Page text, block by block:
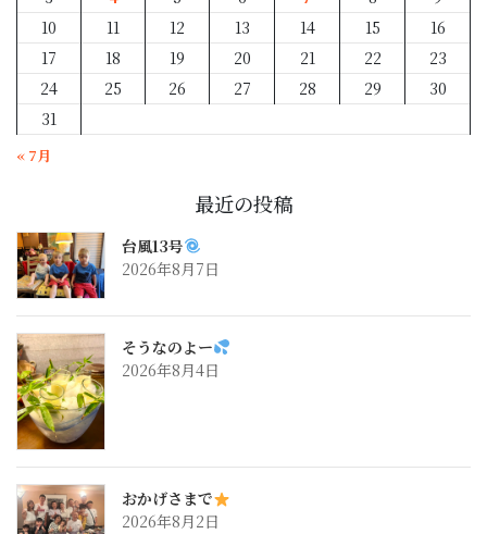
10
11 12 13 14 15
16
17
18 19 20 21 22
23
24
25 26 27 28 29
30
31
« 7月
最近の投稿
台風13号
2026年8月7日
そうなのよー
2026年8月4日
おかげさまで
2026年8月2日